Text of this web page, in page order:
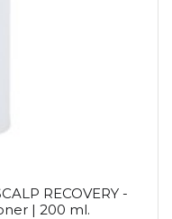
RECOVERY -
| 200 ml.